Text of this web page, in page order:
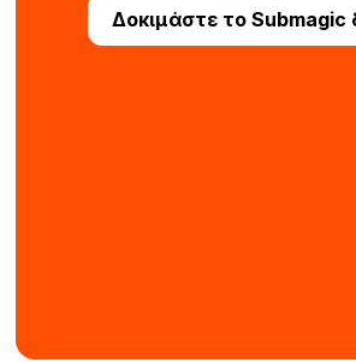
Δοκιμάστε το Submagic